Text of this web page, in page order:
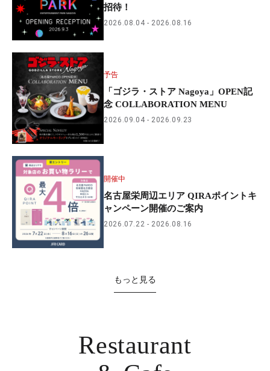
招待！
2026.08.04 2026.08.16
予告
「ゴジラ・ストア Nagoya」OPEN記
念 COLLABORATION MENU
2026.09.04 2026.09.23
開催中
名古屋栄周辺エリア QIRAポイントキ
ャンペーン開催のご案内
2026.07.22 2026.08.16
もっと見る
Restaurant